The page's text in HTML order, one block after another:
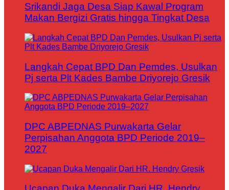
Srikandi Jaga Desa Siap Kawal Program
Makan Bergizi Gratis hingga Tingkat Desa
Langkah Cepat BPD Dan Pemdes, Usulkan
Pj serta Plt Kades Bambe Driyorejo Gresik
DPC ABPEDNAS Purwakarta Gelar
Perpisahan Anggota BPD Periode 2019–
2027